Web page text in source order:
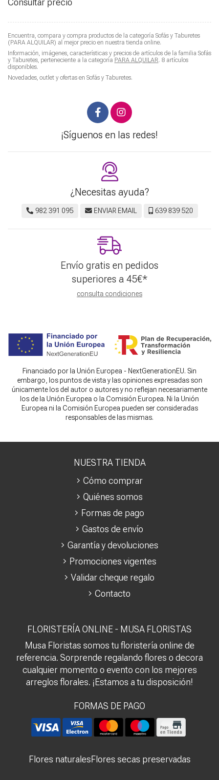
Encuentra, compara y compra productos de la categoría Sofás y Taburetes
(PARA ALQUILAR) al mejor precio en nuestra tienda online.
Información, imágenes, características y precios de artículos de la familia Sofás
y Taburetes, perteneciente a la categoría PARA ALQUILAR. 8 artículos
disponibles.
Novedades, outlet y ofertas en Sofás y Taburetes.
Consultar precio
¡Síguenos en las redes!
¿Necesitas ayuda?
982 391 095 ENVIAR EMAIL 639 839 520
Envío gratis en pedidos
superiores a 45€*
consulta condiciones
Financiado por la Unión Europea - NextGenerationEU. Sin
embargo, los puntos de vista y las opiniones expresadas son
únicamente los del autor o autores y no reflejan necesariamente
los de la Unión Europea o la Comisión Europea. Ni la Unión
Europea ni la Comisión Europea pueden ser consideradas
responsables de las mismas.
FLORISTERÍA ONLINE - MUSA FLORISTAS
Musa Floristas somos tu floristería online de
referencia. Sorprende regalando flores o decora
cualquier momento o evento con los mejores
arreglos florales. ¡Estamos a tu disposición!
FORMAS DE PAGO
NUESTRA TIENDA
Cómo comprar
Quiénes somos
Formas de pago
Gastos de envío
Garantía y devoluciones
Promociones vigentes
Validar cheque regalo
Contacto
Flores naturalesFlores secas preservadas